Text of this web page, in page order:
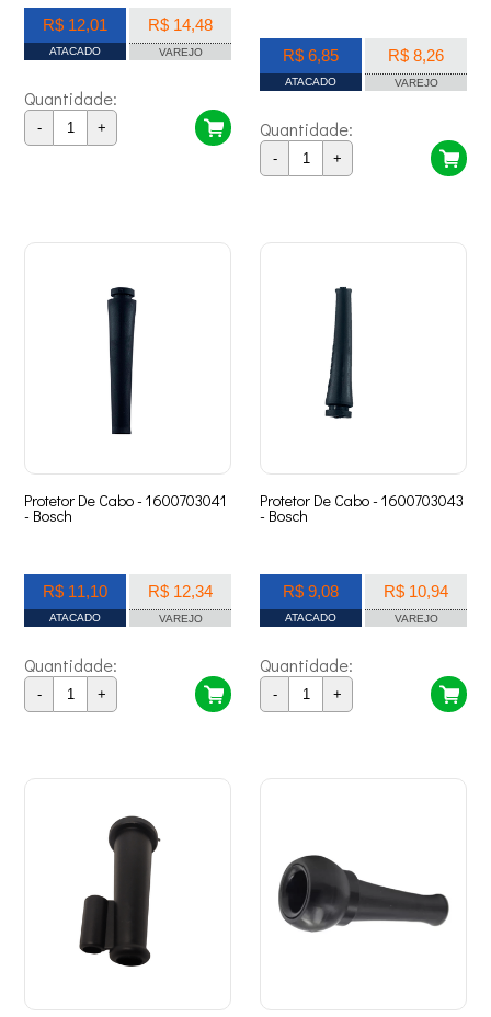
R$ 12,01
ATACADO
R$ 14,48
VAREJO
Quantidade:
- +
R$ 6,85
ATACADO
R$ 8,26
VAREJO
Quantidade:
- +
Protetor De Cabo - 1600703041
- Bosch
R$ 11,10
ATACADO
R$ 12,34
VAREJO
Quantidade:
- +
Protetor De Cabo - 1600703043
- Bosch
R$ 9,08
ATACADO
R$ 10,94
VAREJO
Quantidade:
- +